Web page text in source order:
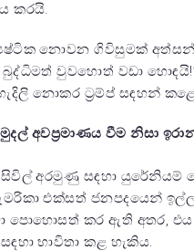
කරයි.
නොවන ගිවිසුමක්
වුවහොත් වඩා
නොකර ට්‍රම්ප් සඳහන්
මුදල් අවප්‍රමාණය වීම නිසා
සිවිල් අරමුණු සඳහා
එක්සත් ජනපදයෙන්
පොහොසත් කර ඇති අතර,
භාවිතා කළ හැකිය.